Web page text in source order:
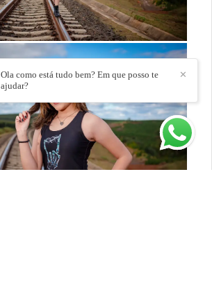
✕
Ola como está tudo bem? Em que posso te
ajudar?